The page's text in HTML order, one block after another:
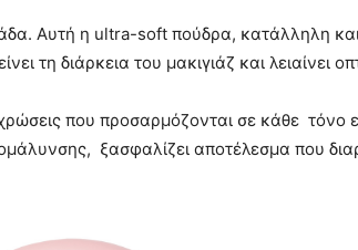
Αυτή η ultra-soft πούδρα, κατάλληλη και
τη διάρκεια του μακιγιάζ και λειαίνει
που προσαρμόζονται σε κάθε
ξασφαλίζει αποτέλεσμα που